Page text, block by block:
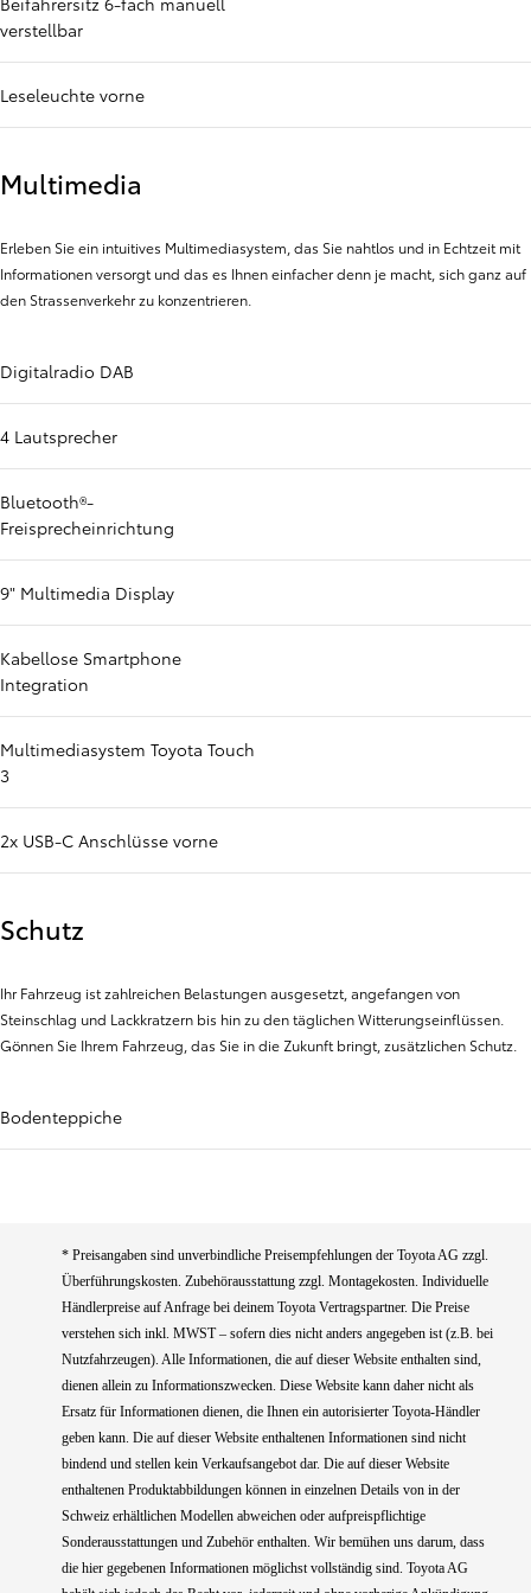
verstellbar
Leseleuchte vorne
Multimedia
Erleben Sie ein intuitives Multimediasystem, das Sie nahtlos und in Echtzeit mit
Informationen versorgt und das es Ihnen einfacher denn je macht, sich ganz auf
den Strassenverkehr zu konzentrieren.
Digitalradio DAB
4 Lautsprecher
Bluetooth®-
Freisprecheinrichtung
9" Multimedia Display
Kabellose Smartphone
Integration
Multimediasystem Toyota Touch
3
2x USB-C Anschlüsse vorne
Schutz
Ihr Fahrzeug ist zahlreichen Belastungen ausgesetzt, angefangen von
Steinschlag und Lackkratzern bis hin zu den täglichen Witterungseinflüssen.
Gönnen Sie Ihrem Fahrzeug, das Sie in die Zukunft bringt, zusätzlichen Schutz.
Bodenteppiche
* Preisangaben sind unverbindliche Preisempfehlungen der Toyota AG zzgl.
Überführungskosten. Zubehörausstattung zzgl. Montagekosten. Individuelle
Händlerpreise auf Anfrage bei deinem Toyota Vertragspartner. Die Preise
verstehen sich inkl. MWST – sofern dies nicht anders angegeben ist (z.B. bei
Nutzfahrzeugen). Alle Informationen, die auf dieser Website enthalten sind,
dienen allein zu Informationszwecken. Diese Website kann daher nicht als
Ersatz für Informationen dienen, die Ihnen ein autorisierter Toyota-Händler
geben kann. Die auf dieser Website enthaltenen Informationen sind nicht
bindend und stellen kein Verkaufsangebot dar. Die auf dieser Website
enthaltenen Produktabbildungen können in einzelnen Details von in der
Schweiz erhältlichen Modellen abweichen oder aufpreispflichtige
Sonderausstattungen und Zubehör enthalten. Wir bemühen uns darum, dass
die hier gegebenen Informationen möglichst vollständig sind. Toyota AG